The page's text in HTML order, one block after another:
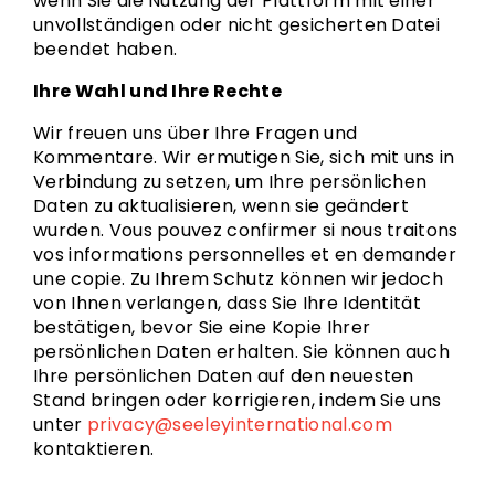
unvollständigen oder nicht gesicherten Datei
beendet haben.
Ihre Wahl und Ihre Rechte
Wir freuen uns über Ihre Fragen und
Kommentare. Wir ermutigen Sie, sich mit uns in
Verbindung zu setzen, um Ihre persönlichen
Daten zu aktualisieren, wenn sie geändert
wurden. Vous pouvez confirmer si nous traitons
vos informations personnelles et en demander
une copie. Zu Ihrem Schutz können wir jedoch
von Ihnen verlangen, dass Sie Ihre Identität
bestätigen, bevor Sie eine Kopie Ihrer
persönlichen Daten erhalten. Sie können auch
Ihre persönlichen Daten auf den neuesten
Stand bringen oder korrigieren, indem Sie uns
unter privacy@seeleyinternational.com
kontaktieren.